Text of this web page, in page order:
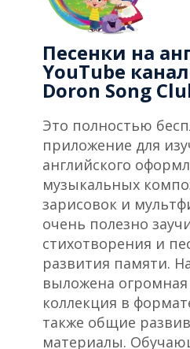
Песенки на
YouTube
Doron Song
Это полностью
приложение для
английского
музыкальных
зарисовок и
очень полезно
стихотворения и
развития памяти.
выложена
коллекция в
также общие
материалы.